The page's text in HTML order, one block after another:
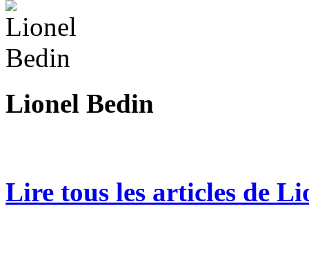
Lionel Bedin
Lire tous les articles de